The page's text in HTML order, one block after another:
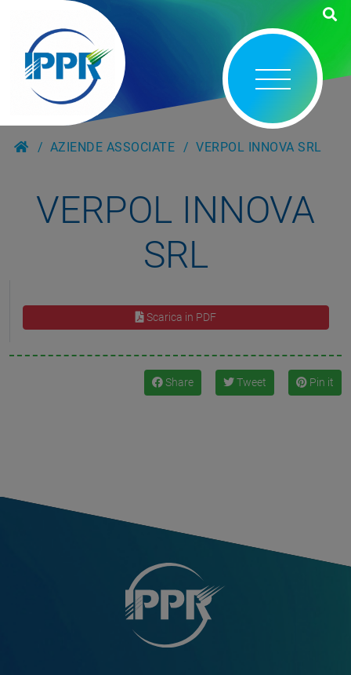
AZIENDE ASSOCIATE VERPOL INNOVA SRL
VERPOL INNOVA
SRL
Scarica in PDF
Share Tweet Pin it